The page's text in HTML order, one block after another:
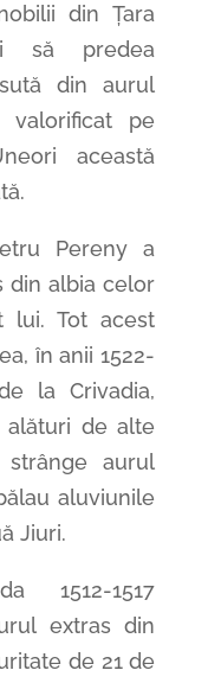
din Țara
să predea
din aurul
valorificat pe
această
Pereny a
din albia celor
lui. Tot acest
în anii 1522-
la Crivadia,
alături de alte
aurul
aluviunile
Jiuri.
1512-1517
extras din
de 21 de